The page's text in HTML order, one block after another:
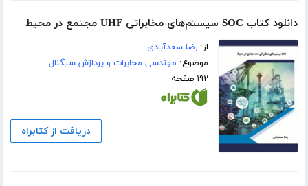
دانلود کتاب SOC سیستم‌های مخابراتی UHF مجتمع در محیط
از:رضا سعدآبادی
موضوع: مهندسی مخابرات و پردازش سیگنال
۱۹۲ صفحه
دریافت از کتابراه